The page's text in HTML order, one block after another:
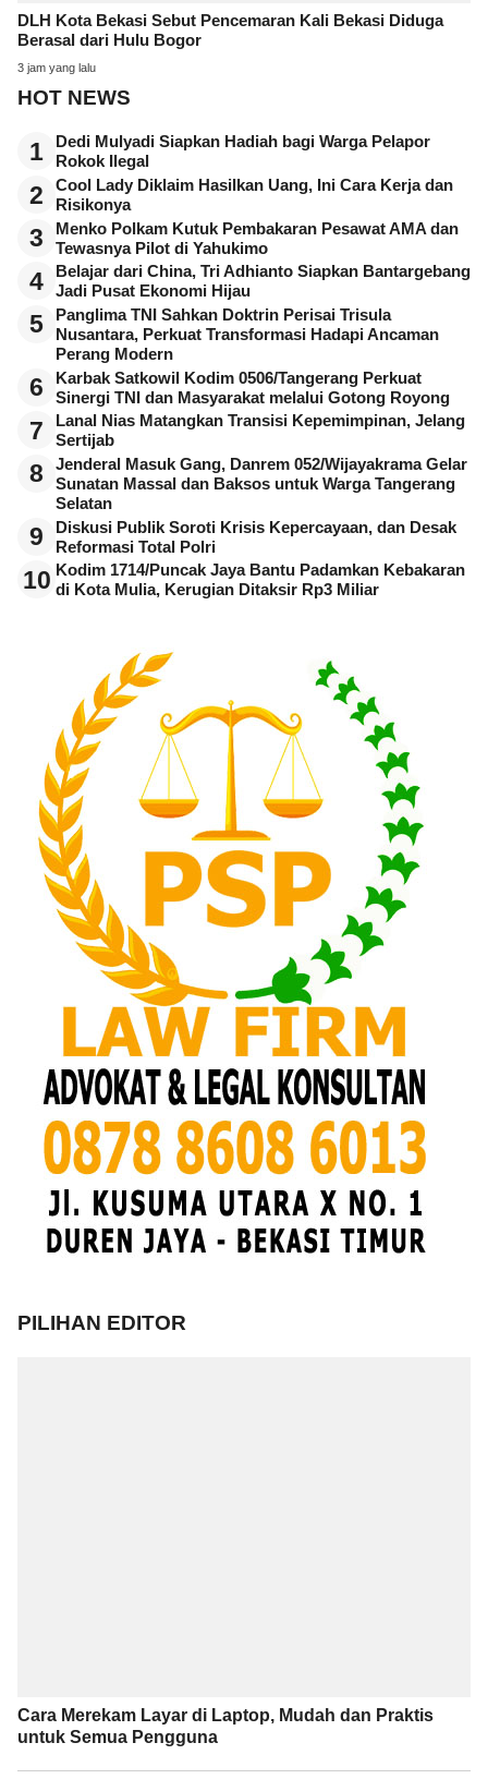
DLH Kota Bekasi Sebut Pencemaran Kali Bekasi Diduga
Berasal dari Hulu Bogor
3 jam yang lalu
HOT NEWS
1
Dedi Mulyadi Siapkan Hadiah bagi Warga Pelapor
Rokok Ilegal
2
Cool Lady Diklaim Hasilkan Uang, Ini Cara Kerja dan
Risikonya
3
Menko Polkam Kutuk Pembakaran Pesawat AMA dan
Tewasnya Pilot di Yahukimo
4
Belajar dari China, Tri Adhianto Siapkan Bantargebang
Jadi Pusat Ekonomi Hijau
5
Panglima TNI Sahkan Doktrin Perisai Trisula
Nusantara, Perkuat Transformasi Hadapi Ancaman
Perang Modern
6
Karbak Satkowil Kodim 0506/Tangerang Perkuat
Sinergi TNI dan Masyarakat melalui Gotong Royong
7
Lanal Nias Matangkan Transisi Kepemimpinan, Jelang
Sertijab
8
Jenderal Masuk Gang, Danrem 052/Wijayakrama Gelar
Sunatan Massal dan Baksos untuk Warga Tangerang
Selatan
9
Diskusi Publik Soroti Krisis Kepercayaan, dan Desak
Reformasi Total Polri
10 Kodim 1714/Puncak Jaya Bantu Padamkan Kebakaran
di Kota Mulia, Kerugian Ditaksir Rp3 Miliar
PILIHAN EDITOR
Cara Merekam Layar di Laptop, Mudah dan Praktis
untuk Semua Pengguna